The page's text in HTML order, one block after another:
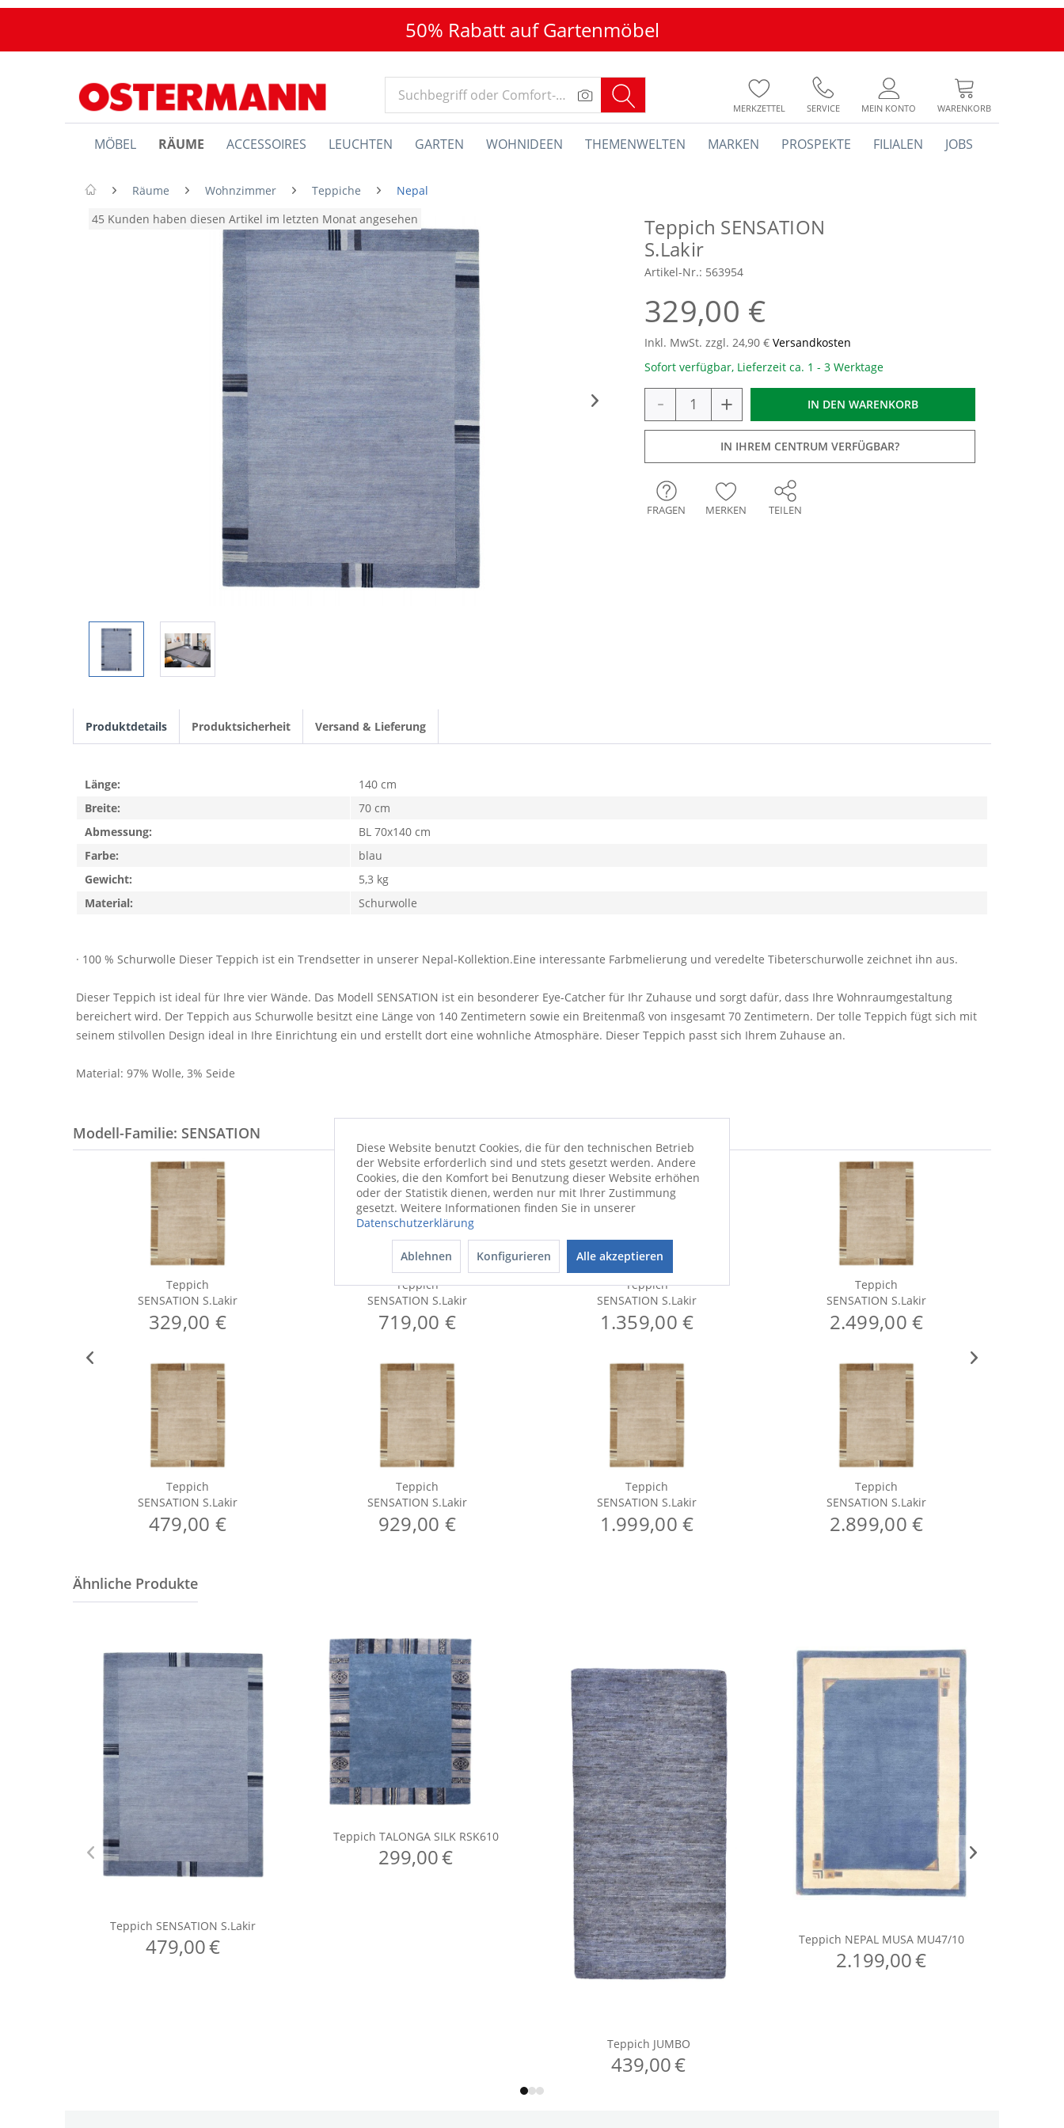
50% Rabatt auf Gartenmöbel
MERKZETTEL SERVICE MEIN KONTO WARENKORB
MÖBEL RÄUME ACCESSOIRES LEUCHTEN GARTEN WOHNIDEEN THEMENWELTEN MARKEN PROSPEKTE FILIALEN JOBS
Räume Wohnzimmer Teppiche
Nepal
45 Kunden haben diesen Artikel im letzten Monat angesehen
Teppich SENSATION
S.Lakir
Artikel-Nr.: 563954
329,00 €
Inkl. MwSt. zzgl. 24,90 € Versandkosten
Sofort verfügbar, Lieferzeit ca. 1 - 3 Werktage
- + IN DEN WARENKORB
IN IHREM CENTRUM VERFÜGBAR?
FRAGEN MERKEN TEILEN
Produktdetails Produktsicherheit Versand & Lieferung
· 100 % Schurwolle Dieser Teppich ist ein Trendsetter in unserer Nepal-Kollektion.Eine interessante Farbmelierung und veredelte Tibeterschurwolle zeichnet ihn aus.
Dieser Teppich ist ideal für Ihre vier Wände. Das Modell SENSATION ist ein besonderer Eye-Catcher für Ihr Zuhause und sorgt dafür, dass Ihre Wohnraumgestaltung
bereichert wird. Der Teppich aus Schurwolle besitzt eine Länge von 140 Zentimetern sowie ein Breitenmaß von insgesamt 70 Zentimetern. Der tolle Teppich fügt sich mit
seinem stilvollen Design ideal in Ihre Einrichtung ein und erstellt dort eine wohnliche Atmosphäre. Dieser Teppich passt sich Ihrem Zuhause an.
Material: 97% Wolle, 3% Seide
Länge:
140 cm
Breite:
70 cm
Abmessung:
BL 70x140 cm
Farbe:
blau
Gewicht:
5,3 kg
Material:
Schurwolle
Modell-Familie: SENSATION
Teppich
SENSATION S.Lakir
329,00 €
Teppich
SENSATION S.Lakir
479,00 €
Teppich
SENSATION S.Lakir
719,00 €
Teppich
SENSATION S.Lakir
929,00 €
Teppich
SENSATION S.Lakir
1.359,00 €
Teppich
SENSATION S.Lakir
1.999,00 €
Teppich
SENSATION S.Lakir
2.499,00 €
Teppich
SENSATION S.Lakir
2.899,00 €
Diese Website benutzt Cookies, die für den technischen Betrieb
der Website erforderlich sind und stets gesetzt werden. Andere
Cookies, die den Komfort bei Benutzung dieser Website erhöhen
oder der Statistik dienen, werden nur mit Ihrer Zustimmung
gesetzt. Weitere Informationen finden Sie in unserer
Datenschutzerklärung
Ablehnen Konfigurieren Alle akzeptieren